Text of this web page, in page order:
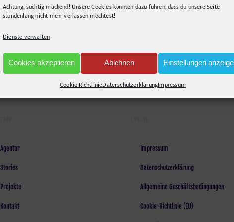
Achtung, süchtig machend! Unsere Cookies könnten dazu führen, dass du unsere Seite
stundenlang nicht mehr verlassen möchtest!
Dienste verwalten
Cookies akzeptieren Ablehnen Einstellungen
Cookie-RichtlinieDatenschutzerklärungImpressum
Agentur
Stories
Projekte
Kontakt
Impressum
Datenschutzerklärung
Allgemeine Geschäftsbedingungen
Cookie-Richtlinie (EU)